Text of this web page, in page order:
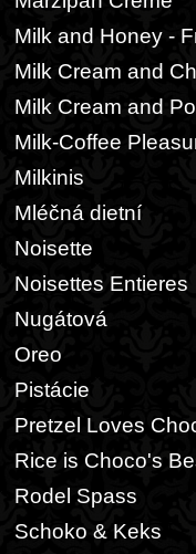
Milk and Honey -
Milk Cream and
Milk Cream and
Milk-Coffee
Milkinis
Mléčná dietní
Noisette
Noisettes Entieres
Nugátová
Oreo
Pistácie
Pretzel Loves
Rice is Choco's
Rodel Spass
Schoko & Keks